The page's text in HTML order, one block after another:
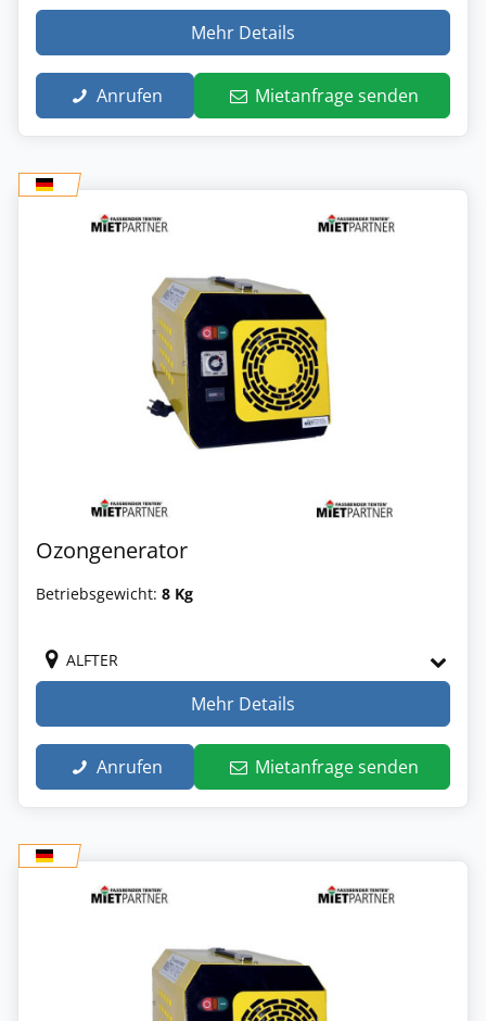
Mehr Details
Anrufen Mietanfrage senden
Ozongenerator
Betriebsgewicht: 8 Kg
ALFTER
Mehr Details
Anrufen Mietanfrage senden